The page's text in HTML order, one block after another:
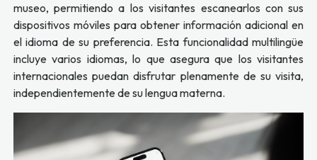
museo, permitiendo a los visitantes escanearlos con sus
dispositivos móviles para obtener información adicional en
el idioma de su preferencia. Esta funcionalidad multilingüe
incluye varios idiomas, lo que asegura que los visitantes
internacionales puedan disfrutar plenamente de su visita,
independientemente de su lengua materna.